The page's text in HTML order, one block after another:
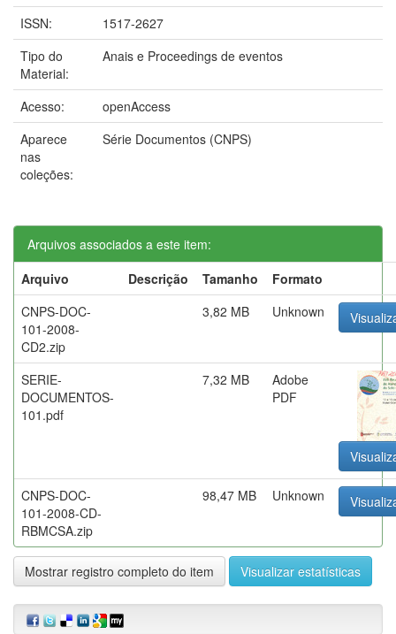
ISSN:
1517-2627
Tipo do
Material:
Anais e Proceedings de eventos
Acesso:
openAccess
Aparece
nas
coleções:
Série Documentos (CNPS)
Arquivos associados a este item:
Arquivo
Descrição Tamanho
Formato
CNPS-DOC-
101-2008-
CD2.zip
3,82 MB Unknown
SERIE-
DOCUMENTOS-
101.pdf
7,32 MB
Adobe
PDF
CNPS-DOC-
101-2008-CD-
RBMCSA.zip
98,47 MB Unknown
Mostrar registro completo do item Visualizar estatísticas